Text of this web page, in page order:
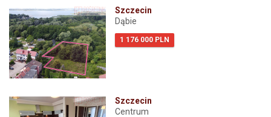
Szczecin
Dąbie
1 176 000 PLN
Szczecin
Centrum